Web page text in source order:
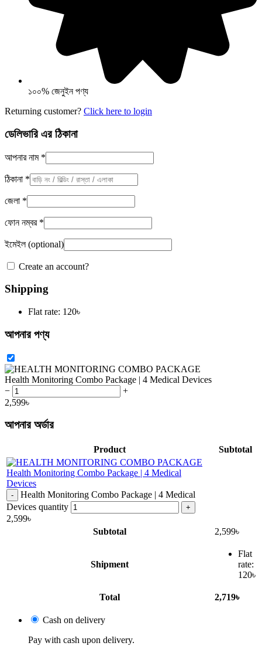
১০০% জেনুইন পণ্য
Returning customer? Click here to login
ডেলিভারি এর ঠিকানা
আপনার নাম *
ঠিকানা *
জেলা *
ফোন নম্বর *
ইমেইল(optional)
Create an account?
Shipping
Flat rate: 120৳
আপনার পণ্য
Health Monitoring Combo Package | 4 Medical Devices
−
+
2,599৳
আপনার অর্ডার
Product Subtotal
Health Monitoring Combo Package | 4 Medical
Devices
Health Monitoring Combo Package | 4 Medical
Devices quantity
2,599৳
Subtotal
2,599৳
Shipment
Flat
rate:
120৳
Total 2,719৳
Cash on delivery
Pay with cash upon delivery.